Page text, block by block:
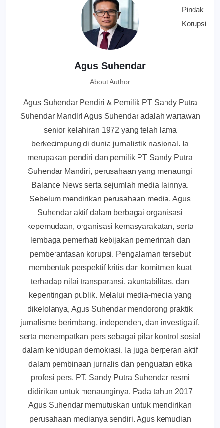
Agus Suhendar
About Author
Agus Suhendar Pendiri & Pemilik PT Sandy Putra
Suhendar Mandiri Agus Suhendar adalah wartawan
senior kelahiran 1972 yang telah lama
berkecimpung di dunia jurnalistik nasional. Ia
merupakan pendiri dan pemilik PT Sandy Putra
Suhendar Mandiri, perusahaan yang menaungi
Balance News serta sejumlah media lainnya.
Sebelum mendirikan perusahaan media, Agus
Suhendar aktif dalam berbagai organisasi
kepemudaan, organisasi kemasyarakatan, serta
lembaga pemerhati kebijakan pemerintah dan
pemberantasan korupsi. Pengalaman tersebut
membentuk perspektif kritis dan komitmen kuat
terhadap nilai transparansi, akuntabilitas, dan
kepentingan publik. Melalui media-media yang
dikelolanya, Agus Suhendar mendorong praktik
jurnalisme berimbang, independen, dan investigatif,
serta menempatkan pers sebagai pilar kontrol sosial
dalam kehidupan demokrasi. Ia juga berperan aktif
dalam pembinaan jurnalis dan penguatan etika
profesi pers. PT. Sandy Putra Suhendar resmi
didirikan untuk menaunginya. Pada tahun 2017
Agus Suhendar memutuskan untuk mendirikan
perusahaan medianya sendiri. Agus kemudian